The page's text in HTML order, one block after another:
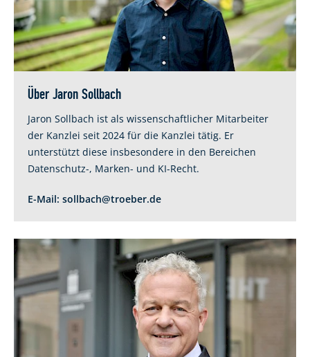
Über Jaron Sollbach
Jaron Sollbach ist als wissenschaftlicher Mitarbeiter
der Kanzlei seit 2024 für die Kanzlei tätig. Er
unterstützt diese insbesondere in den Bereichen
Datenschutz-, Marken- und KI-Recht.
E-Mail: sollbach@troeber.de